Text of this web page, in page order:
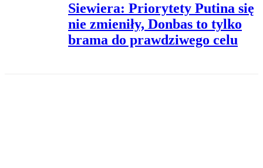
Siewiera: Priorytety Putina się
nie zmieniły, Donbas to tylko
brama do prawdziwego celu